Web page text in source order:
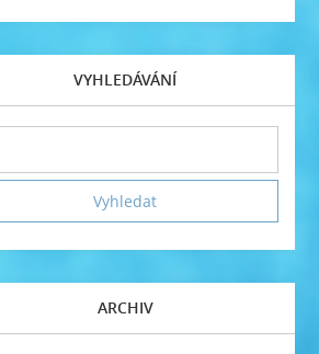
VYHLEDÁVÁNÍ
ARCHIV